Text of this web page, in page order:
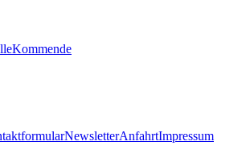
Kommende
NewsletterAnfahrtImpressum